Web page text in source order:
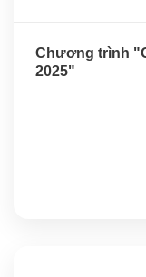
Chương trình
2025"